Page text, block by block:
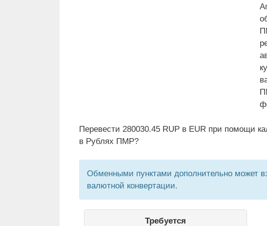
Перевести 280030.45 RUP в EUR при помощи
в Рублях ПМР?
Обменными пунктами дополнительно может
валютной конвертации.
Требуется